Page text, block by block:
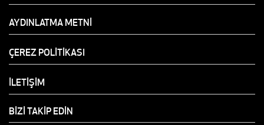
AYDINLATMA METNİ
ÇEREZ POLİTİKASI
İLETİŞİM
BİZİ TAKİP EDİN